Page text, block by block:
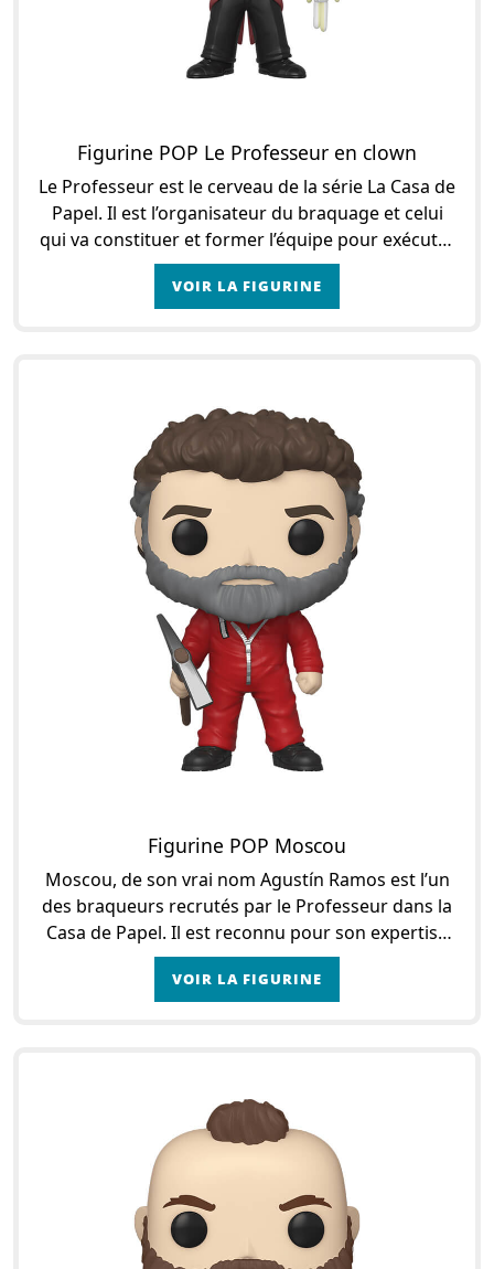
Figurine POP Le Professeur en clown
Le Professeur est le cerveau de la série La Casa de
Papel. Il est l’organisateur du braquage et celui
qui va constituer et former l’équipe pour exécuter
le plan qu’il prépare depuis des ann�
VOIR LA FIGURINE
Figurine POP Moscou
Moscou, de son vrai nom Agustín Ramos est l’un
des braqueurs recrutés par le Professeur dans la
Casa de Papel. Il est reconnu pour son expertise
de « perceur » puisqu’il creuse des tunnels dep
VOIR LA FIGURINE